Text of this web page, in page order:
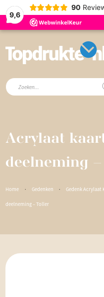
9,6
90
Producten
zoeken
Acrylaat
deelneming
Home · Gedenken · Gedenk Acrylaat
deelneming – Toller